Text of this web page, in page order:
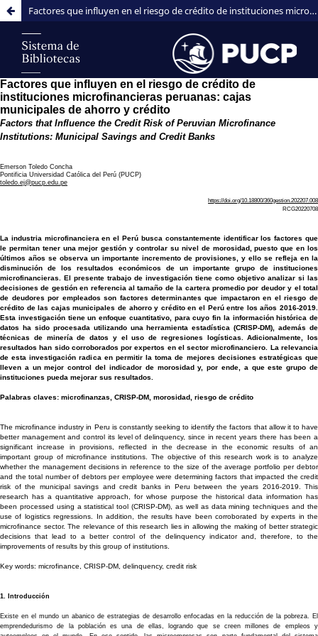
Factores que influyen en el riesgo de crédito de instituciones microfinancieras peruanas: Cajas Municipales de Ahorro y Crédito